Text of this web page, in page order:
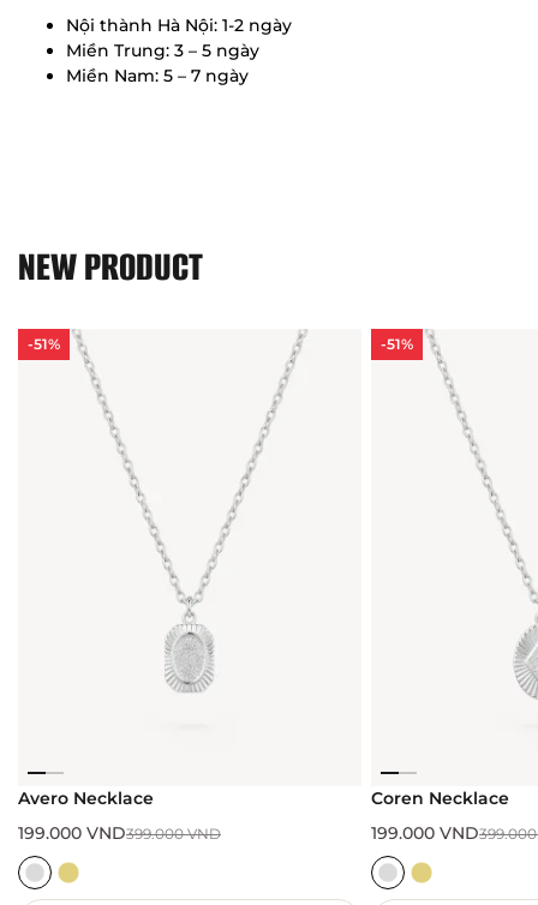
Nội thành Hà Nội: 1-2 ngày
Miền Trung: 3 – 5 ngày
Miền Nam: 5 – 7 ngày
NEW PRODUCT
-51%
Avero Necklace
399.000VND
199.000 VND
-51%
Coren Necklace
199.000 VND